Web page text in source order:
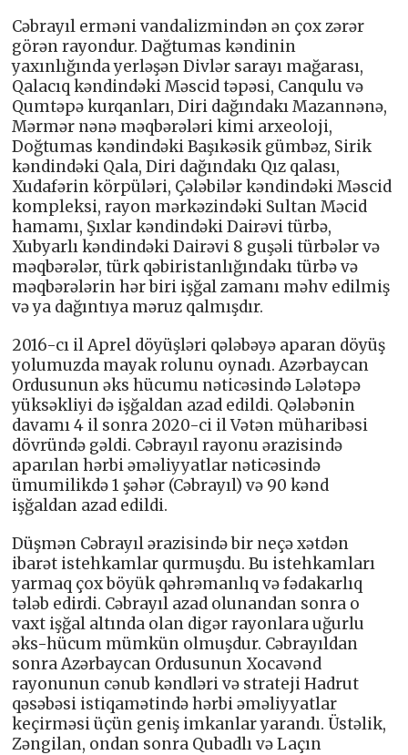
Cəbrayıl erməni vandalizmindən ən çox zərər
görən rayondur. Dağtumas kəndinin
yaxınlığında yerləşən Divlər sarayı mağarası,
Qalacıq kəndindəki Məscid təpəsi, Canqulu və
Qumtəpə kurqanları, Diri dağındakı Mazannənə,
Mərmər nənə məqbərələri kimi arxeoloji,
Doğtumas kəndindəki Başıkəsik gümbəz, Sirik
kəndindəki Qala, Diri dağındakı Qız qalası,
Xudafərin körpüləri, Çələbilər kəndindəki Məscid
kompleksi, rayon mərkəzindəki Sultan Məcid
hamamı, Şıxlar kəndindəki Dairəvi türbə,
Xubyarlı kəndindəki Dairəvi 8 guşəli türbələr və
məqbərələr, türk qəbiristanlığındakı türbə və
məqbərələrin hər biri işğal zamanı məhv edilmiş
və ya dağıntıya məruz qalmışdır.
2016-cı il Aprel döyüşləri qələbəyə aparan döyüş
yolumuzda mayak rolunu oynadı. Azərbaycan
Ordusunun əks hücumu nəticəsində Lələtəpə
yüksəkliyi də işğaldan azad edildi. Qələbənin
davamı 4 il sonra 2020-ci il Vətən müharibəsi
dövründə gəldi. Cəbrayıl rayonu ərazisində
aparılan hərbi əməliyyatlar nəticəsində
ümumilikdə 1 şəhər (Cəbrayıl) və 90 kənd
işğaldan azad edildi.
Düşmən Cəbrayıl ərazisində bir neçə xətdən
ibarət istehkamlar qurmuşdu. Bu istehkamları
yarmaq çox böyük qəhrəmanlıq və fədakarlıq
tələb edirdi. Cəbrayıl azad olunandan sonra o
vaxt işğal altında olan digər rayonlara uğurlu
əks-hücum mümkün olmuşdur. Cəbrayıldan
sonra Azərbaycan Ordusunun Xocavənd
rayonunun cənub kəndləri və strateji Hadrut
qəsəbəsi istiqamətində hərbi əməliyyatlar
keçirməsi üçün geniş imkanlar yarandı. Üstəlik,
Zəngilan, ondan sonra Qubadlı və Laçın